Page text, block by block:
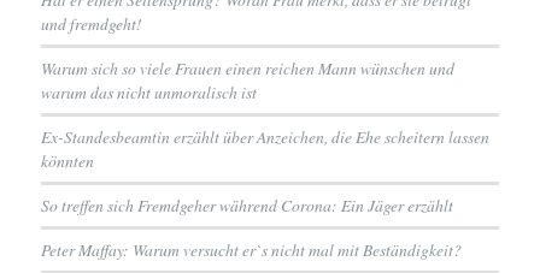
und fremdgeht!
Warum sich so viele Frauen einen reichen Mann wünschen und
warum das nicht unmoralisch ist
Ex-Standesbeamtin erzählt über Anzeichen, die Ehe scheitern lassen
könnten
So treffen sich Fremdgeher während Corona: Ein Jäger erzählt
Peter Maffay: Warum versucht er`s nicht mal mit Beständigkeit?